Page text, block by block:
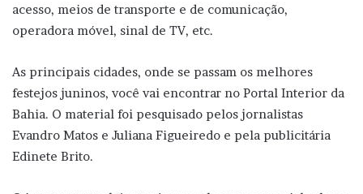
acesso, meios de transporte e de comunicação,
operadora móvel, sinal de TV, etc.
As principais cidades, onde se passam os melhores
festejos juninos, você vai encontrar no Portal Interior da
Bahia. O material foi pesquisado pelos jornalistas
Evandro Matos e Juliana Figueiredo e pela publicitária
Edinete Brito.